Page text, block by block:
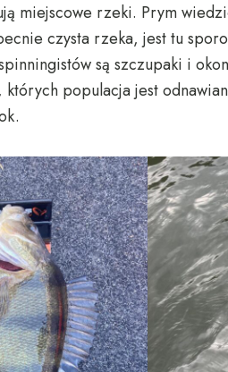
miejscowe rzeki. Prym
czysta rzeka, jest tu
są szczupaki i
populacja jest